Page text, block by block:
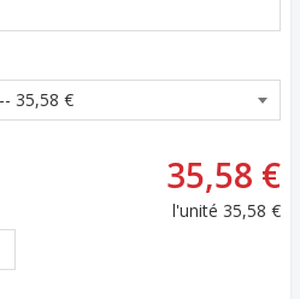
35,58 €
l'unité 35,58 €